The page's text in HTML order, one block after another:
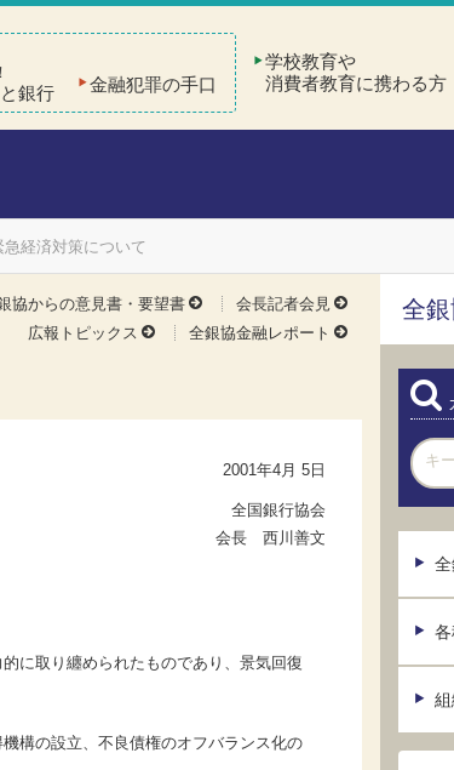
銀行 金融犯罪の手口
学校教育や
消費者教育に携わる方
急経済対策について
協からの意見書・要望書
会長記者会見
広報トピックス
全銀協金融レポート
2001年4月 5日
全国銀行協会
会長 西川善文
に取り纏められたものであり、景気回復
構の設立、不良債権のオフバランス化の
全